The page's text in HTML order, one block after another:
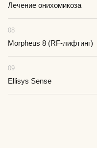
Лечение онихомикоза
08
Morpheus 8 (RF-лифтинг)
09
Ellisys Sense
Я принимаю условияПолитики